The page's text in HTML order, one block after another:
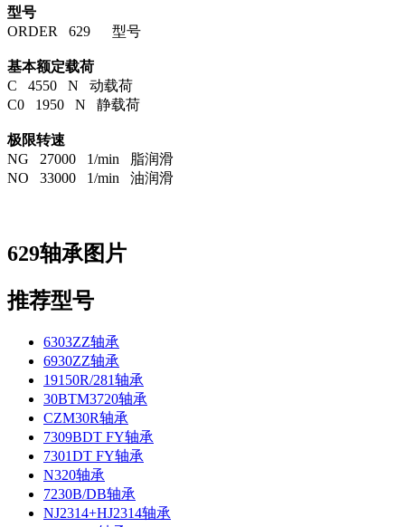
型号
ORDER 629 型号
基本额定载荷
C 4550 N 动载荷
C0 1950 N 静载荷
极限转速
NG 27000 1/min 脂润滑
NO 33000 1/min 油润滑
629轴承图片
推荐型号
6303ZZ轴承
6930ZZ轴承
19150R/281轴承
30BTM3720轴承
CZM30R轴承
7309BDT FY轴承
7301DT FY轴承
N320轴承
7230B/DB轴承
NJ2314+HJ2314轴承